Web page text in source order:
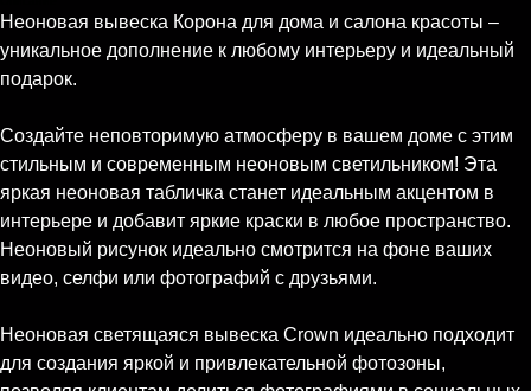
Неоновая вывеска Корона для дома и салона красоты –
уникальное дополнение к любому интерьеру и идеальный
подарок.
Создайте неповторимую атмосферу в вашем доме с этим
стильным и современным неоновым светильником! Эта
яркая неоновая табличка станет идеальным акцентом в
интерьере и добавит яркие краски в любое пространство.
Неоновый рисунок идеально смотрится на фоне ваших
видео, селфи или фотографий с друзьями.
Неоновая светящаяся вывеска Crown идеально подходит
для создания яркой и привлекательной фотозоны,